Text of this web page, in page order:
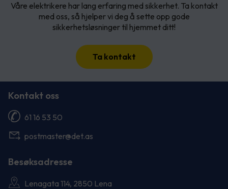
Våre elektrikere har lang erfaring med sikkerhet. Ta kontakt
med oss, så hjelper vi deg å sette opp gode
sikkerhetsløsninger til hjemmet ditt!
Ta kontakt
Kontakt oss
61 16 53 50
postmaster@det.as
Besøksadresse
Lenagata 114, 2850 Lena